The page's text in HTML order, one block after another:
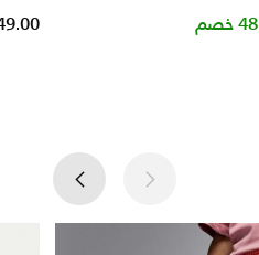
خصم
from
249.00